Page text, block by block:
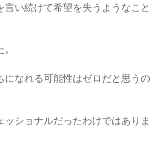
い続けて希望を失うようなこと
になれる可能性はゼロだと思うの
ショナルだったわけではありま